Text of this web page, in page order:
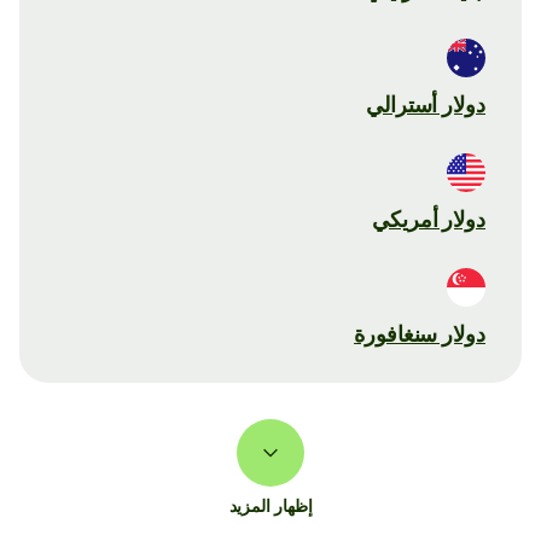
دولار أسترالي
دولار أمريكي
دولار سنغافورة
إظهار المزيد